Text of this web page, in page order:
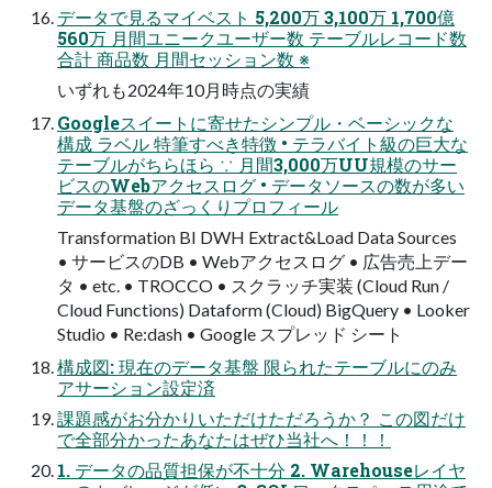
データで見るマイベスト 5,200万 3,100万 1,700億
560万 月間ユニークユーザー数 テーブルレコード数
合計 商品数 月間セッション数 ※
いずれも2024年10月時点の実績
Googleスイートに寄せたシンプル・ベーシックな
構成 ラベル 特筆すべき特徴 • テラバイト級の巨大な
テーブルがちらほら ∵ 月間3,000万UU規模のサー
ビスのWebアクセスログ • データソースの数が多い
データ基盤のざっくりプロフィール
Transformation BI DWH Extract&Load Data Sources
• サービスのDB • Webアクセスログ • 広告売上デー
タ • etc. • TROCCO • スクラッチ実装 (Cloud Run /
Cloud Functions) Dataform (Cloud) BigQuery • Looker
Studio • Re:dash • Google スプレッド シート
構成図: 現在のデータ基盤 限られたテーブルにのみ
アサーション設定済
課題感がお分かりいただけただろうか？ この図だけ
で全部分かったあなたはぜひ当社へ！！！
1. データの品質担保が不十分 2. Warehouseレイヤ